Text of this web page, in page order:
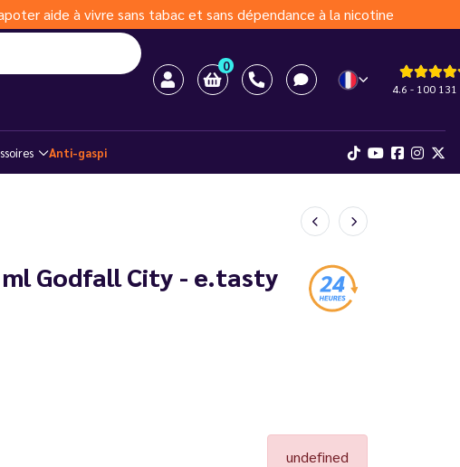
aide à vivre sans tabac et sans dépendance à la nicotine
0
4.6 - 100 131
Anti-gaspi
ml Godfall City - e.tasty
undefined